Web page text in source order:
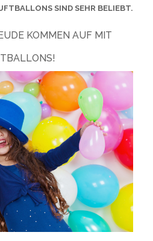
SIND SEHR BELIEBT.
KOMMEN AUF MIT